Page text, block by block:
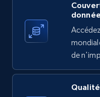
X (formerly
ID, User posted,
posted, Photos,
de